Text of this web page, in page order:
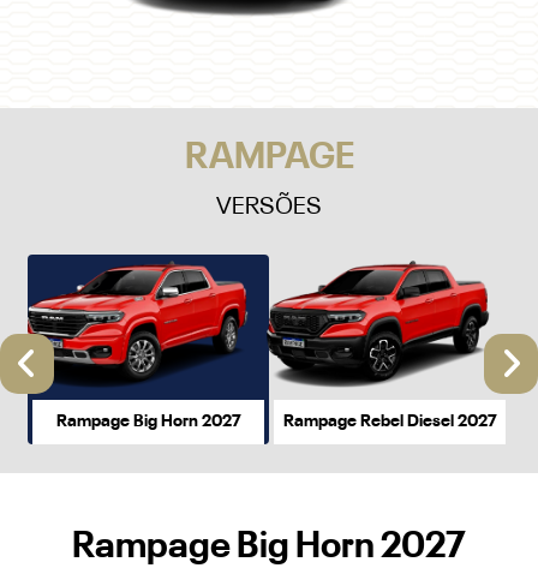
Rampage Big Horn 2027 Rampage Rebel Diesel 2027
Anterior
Rampage Big Horn 2027
a partir de R$ 230.990,00